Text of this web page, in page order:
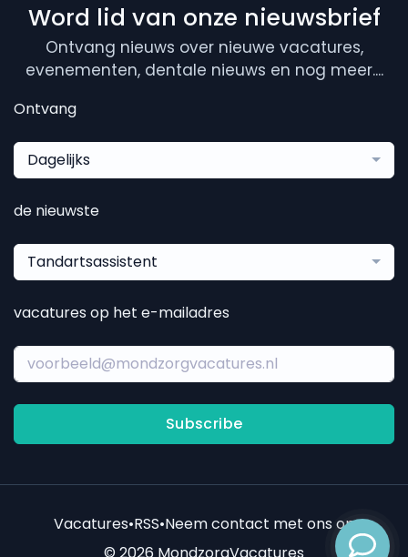
Word lid van onze nieuwsbrief
Ontvang nieuws over nieuwe vacatures,
evenementen, dentale nieuws en nog meer....
Ontvang
Dagelijks
de nieuwste
Tandartsassistent
vacatures op het e-mailadres
Subscribe
Vacatures•RSS•Neem contact met ons op
© 2026 MondzorgVacatures